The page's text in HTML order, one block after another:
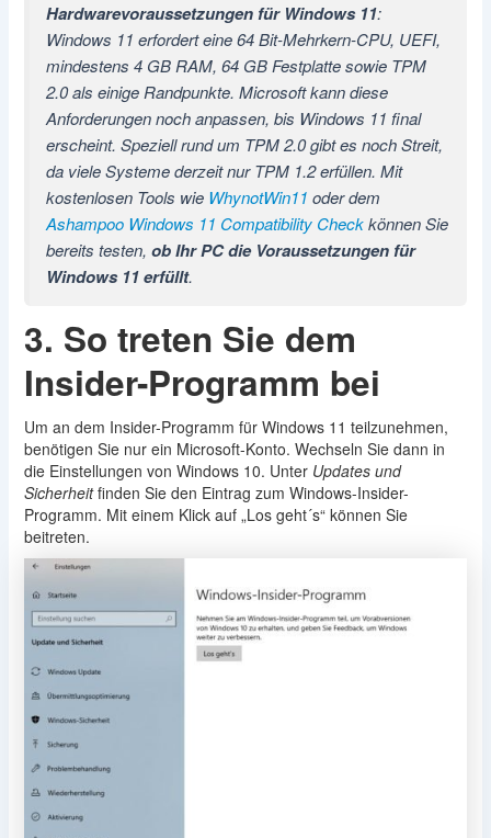
Hardwarevoraussetzungen für Windows 11:
Windows 11 erfordert eine 64 Bit-Mehrkern-CPU, UEFI,
mindestens 4 GB RAM, 64 GB Festplatte sowie TPM
2.0 als einige Randpunkte. Microsoft kann diese
Anforderungen noch anpassen, bis Windows 11 final
erscheint. Speziell rund um TPM 2.0 gibt es noch Streit,
da viele Systeme derzeit nur TPM 1.2 erfüllen. Mit
kostenlosen Tools wie WhynotWin11 oder dem
Ashampoo Windows 11 Compatibility Checkkönnen Sie
bereits testen, ob Ihr PC die Voraussetzungen für
Windows 11 erfüllt.
3. So treten Sie dem
Insider-Programm bei
Um an dem Insider-Programm für Windows 11 teilzunehmen,
benötigen Sie nur ein Microsoft-Konto. Wechseln Sie dann in
die Einstellungen von Windows 10. Unter Updates und
Sicherheitfinden Sie den Eintrag zum Windows-Insider-
Programm. Mit einem Klick auf „Los geht´s“ können Sie
beitreten.